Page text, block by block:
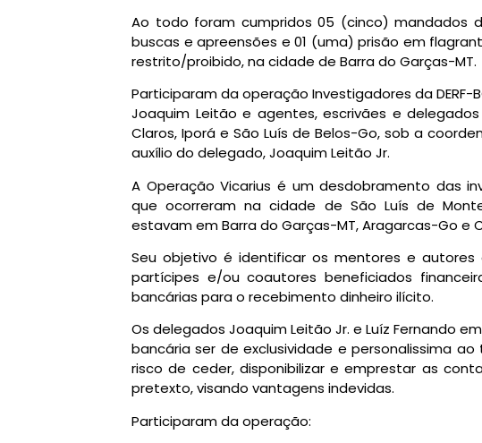
Ao todo foram cumpridos 05 (cinco) mandados
buscas e apreensões e 01 (uma) prisão em
restrito/proibido, na cidade de Barra do Garças-MT.
Participaram da operação Investigadores da
Joaquim Leitão e agentes, escrivães e
Claros, Iporá e São Luís de Belos-Go, sob a
auxílio do delegado, Joaquim Leitão Jr.
A Operação Vicarius é um desdobramento das
que ocorreram na cidade de São Luís de
estavam em Barra do Garças-MT, Aragarcas-Go e
Seu objetivo é identificar os mentores e autores
partícipes e/ou coautores beneficiados
bancárias para o recebimento dinheiro ilícito.
Os delegados Joaquim Leitão Jr. e Luíz Fernando
bancária ser de exclusividade e personalissima
risco de ceder, disponibilizar e emprestar as
pretexto, visando vantagens indevidas.
Participaram da operação: